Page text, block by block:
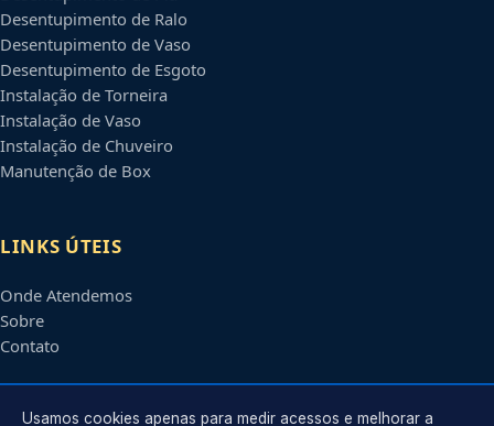
Desentupimento de Ralo
Desentupimento de Vaso
Desentupimento de Esgoto
Instalação de Torneira
Instalação de Vaso
Instalação de Chuveiro
Manutenção de Box
LINKS ÚTEIS
Onde Atendemos
Sobre
Contato
CONTATO
Usamos cookies apenas para medir acessos e melhorar a